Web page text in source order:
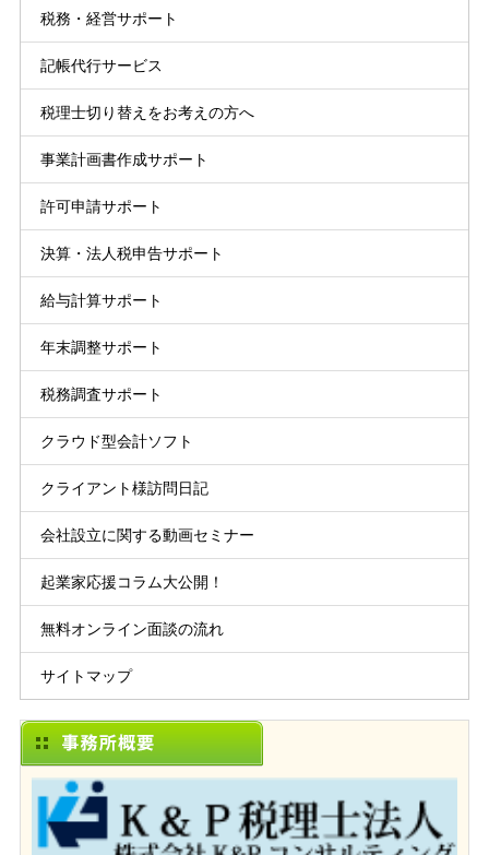
税務・経営サポート
記帳代行サービス
税理士切り替えをお考えの方へ
事業計画書作成サポート
許可申請サポート
決算・法人税申告サポート
給与計算サポート
年末調整サポート
税務調査サポート
クラウド型会計ソフト
クライアント様訪問日記
会社設立に関する動画セミナー
起業家応援コラム大公開！
無料オンライン面談の流れ
サイトマップ